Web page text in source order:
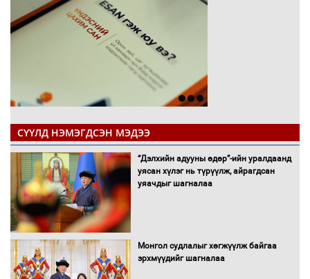
СҮҮЛД НЭМЭГДСЭН МЭДЭЭ
“Дэлхийн адууны өдөр”-ийн уралдаанд
уясан хүлэг нь түрүүлж, айрагдсан
уяачдыг шагналаа
Монгол судлалыг хөгжүүлж байгаа
эрхмүүдийг шагналаа